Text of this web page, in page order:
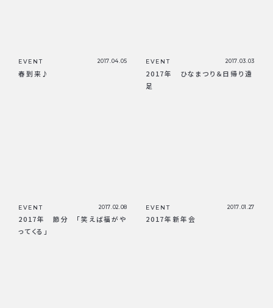
EVENT 2017.04.05
春到来♪
EVENT 2017.03.03
2017年 ひなまつり＆日帰り遠
足
EVENT 2017.02.08
2017年 節分 「笑えば福がや
ってくる」
EVENT 2017.01.27
2017年新年会